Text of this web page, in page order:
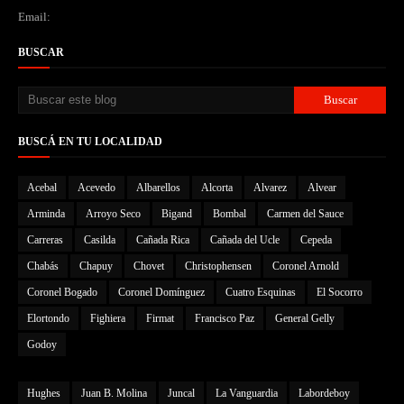
Email:
BUSCAR
BUSCÁ EN TU LOCALIDAD
Acebal Acevedo Albarellos Alcorta Alvarez Alvear
Arminda Arroyo Seco Bigand Bombal Carmen del Sauce
Carreras Casilda Cañada Rica Cañada del Ucle Cepeda
Chabás Chapuy Chovet Christophensen Coronel Arnold
Coronel Bogado Coronel Domínguez Cuatro Esquinas El Socorro
Elortondo Fighiera Firmat Francisco Paz General Gelly
Godoy
Hughes Juan B. Molina Juncal La Vanguardia Labordeboy